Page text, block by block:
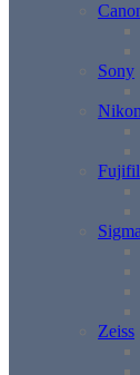
Sony
Nikon
Sigma
Zeiss